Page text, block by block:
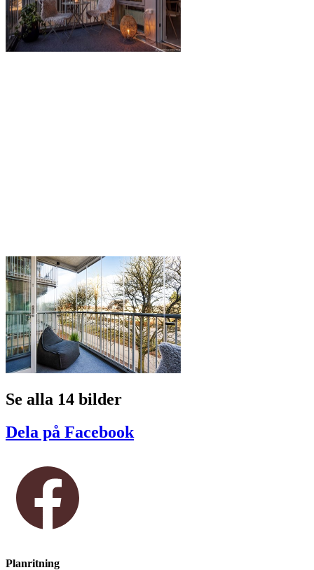
Se alla 14 bilder
Dela på Facebook
Planritning